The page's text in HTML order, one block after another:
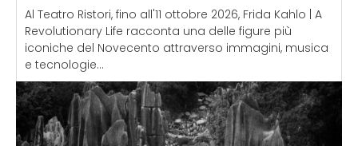
Al Teatro Ristori, fino all'11 ottobre 2026, Frida Kahlo | A
Revolutionary Life racconta una delle figure più
iconiche del Novecento attraverso immagini, musica
e tecnologie...